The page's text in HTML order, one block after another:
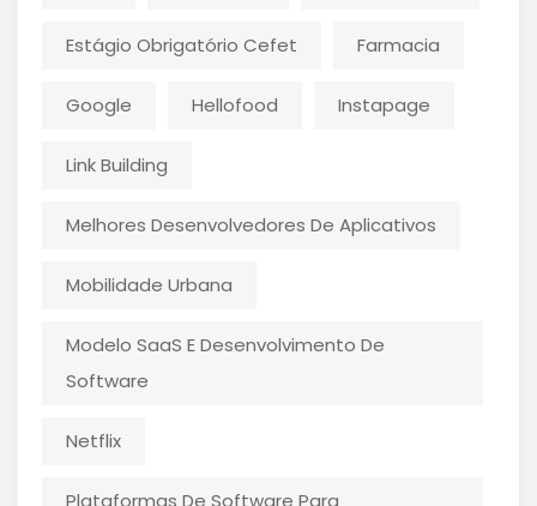
Estágio Obrigatório Cefet Farmacia
Google Hellofood Instapage
Link Building
Melhores Desenvolvedores De Aplicativos
Mobilidade Urbana
Modelo SaaS E Desenvolvimento De
Software
Netflix
Plataformas De Software Para